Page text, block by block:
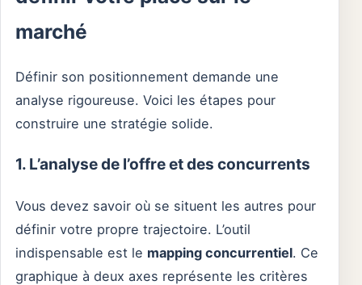
marché
Définir son positionnement demande une
analyse rigoureuse. Voici les étapes pour
construire une stratégie solide.
1. L’analyse de l’offre et des concurrents
Vous devez savoir où se situent les autres pour
définir votre propre trajectoire. L’outil
indispensable est le mapping concurrentiel. Ce
graphique à deux axes représente les critères